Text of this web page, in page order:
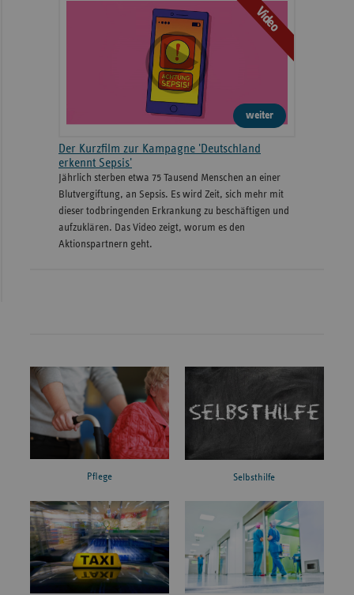
Video
weiter
Der Kurzfilm zur Kampagne 'Deutschland
erkennt Sepsis'
Jährlich sterben etwa 75 Tausend Menschen an einer
Blutvergiftung, an Sepsis. Es wird Zeit, sich mehr mit
dieser todbringenden Erkrankung zu beschäftigen und
aufzuklären. Das Video zeigt, worum es den
Aktionspartnern geht.
Pflege Selbsthilfe